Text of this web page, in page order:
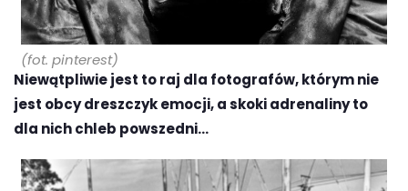
(fot. pinterest)
Niewątpliwie jest to raj dla fotografów, którym nie
jest obcy dreszczyk emocji, a skoki adrenaliny to
dla nich chleb powszedni…